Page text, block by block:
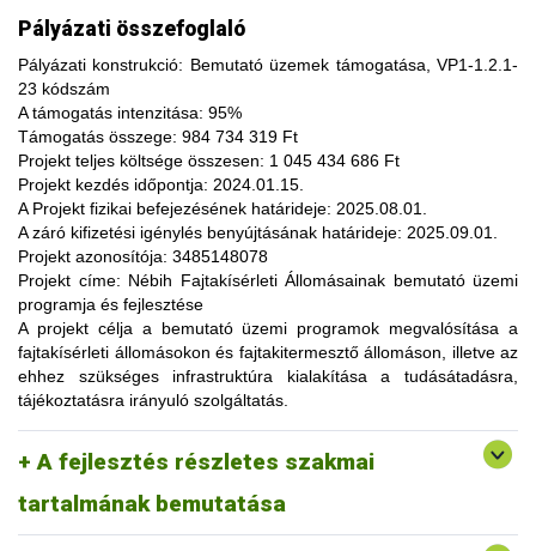
Pályázati összefoglaló
Pályázati konstrukció: Bemutató üzemek támogatása, VP1-1.2.1-
23 kódszám
A támogatás intenzitása: 95%
Támogatás összege: 984 734 319 Ft
Projekt teljes költsége összesen: 1 045 434 686 Ft
Projekt kezdés időpontja: 2024.01.15.
A Projekt fizikai befejezésének határideje: 2025.08.01.
A záró kifizetési igénylés benyújtásának határideje: 2025.09.01.
Projekt azonosítója: 3485148078
Projekt címe: Nébih Fajtakísérleti Állomásainak bemutató üzemi
programja és fejlesztése
A projekt céljaa bemutató üzemi programok megvalósítása a
fajtakísérleti állomásokon és fajtakitermesztő állomáson, illetve az
ehhez szükséges infrastruktúra kialakítása a tudásátadásra,
tájékoztatásra irányuló szolgáltatás.
A fejlesztés részletes szakmai
tartalmának bemutatása
A fajtakísérleti és fajtakitermesztési állomások
modernizálásával, olyan növényfajta kísérleteket lehet
végezni, melyekkel limitálhatóak a mezőgazdasági termesztés
bizonytalanságából adódó negatív hatások, növelhető a
termésbiztonság, valamint a növényi kórokozókkal, kártevőkkel
szembeni ellenálló képesség. A fajtakísérlet során megszerzett
tapasztalatok átadása az agrárgazdaság szereplői részére egy
olyan, a hagyományostól eltérő jellegű tudás megszerzési
lehetőség, amelynek során a résztvevők elsősorban
gyakorlatorientált ismeretanyaggal, tapasztalatokkal
gazdagodhatnak, a fajtahasználaton túl, az aktuális termelési
eljárások és gazdaságszervezési minták alkalmazása
tekintetében. A gazdálkodók olyan innovatív ismereteket,
növénykultúrákat (fajtákat), környezetvédelmi megoldásokat
ismerhetnek meg, amelyek alkalmazása révén
optimalizálhatják a termelést, csökkenthetik a szennyezőanyag
kibocsátást, valamint eredményesen alkalmazkodhatnak a
állomáson (Tordas, Pölöske, Székkutas, Monorierdő)
valósulna meg bemutató üzemi program.
Tordas
kertészeti (zöldség, gyümölcs) fajok, szántóföldi
és üvegházi termesztési körülmények, ökológiai
gazdálkodásra alkalmas fajták vizsgálata
Pölöske
kertészeti (gyümölcs) fajok